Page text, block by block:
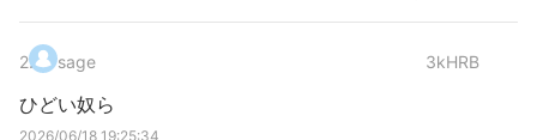
2. sage 3kHRB
ひどい奴ら
2026/06/18 19:25:34